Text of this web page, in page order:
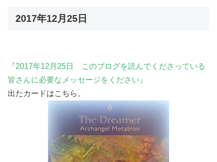
2017年12月25日
『2017年12月25日 このブログを読んでくださっている
皆さんに必要なメッセージをください』
出たカードはこちら。